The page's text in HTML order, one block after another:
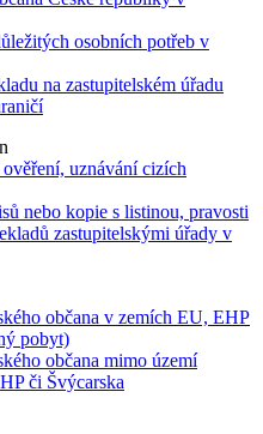
osobních potřeb v
na zastupitelském úřadu
uznávání cizích
nebo kopie s listinou, pravosti
zastupitelskými úřady v
občana v zemích EU, EHP
pobyt)
občana mimo území
či Švýcarska